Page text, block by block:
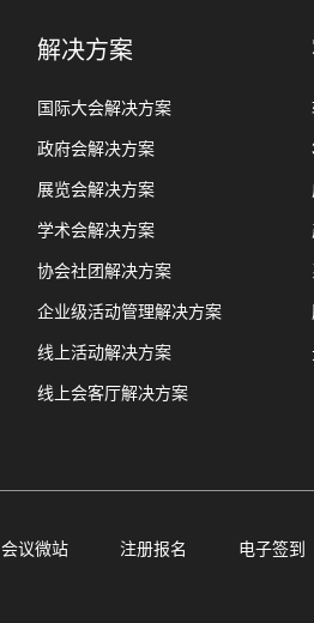
解决方案
国际大会解决方案
政府会解决方案
展览会解决方案
学术会解决方案
协会社团解决方案
企业级活动管理解决方案
线上活动解决方案
线上会客厅解决方案
会议微站 注册报名 电子签到